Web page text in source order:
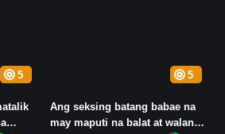
5 5
Ang seksing batang babae na
may maputi na balat at walang